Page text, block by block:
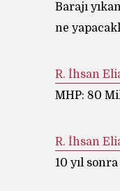
Barajı
ne
MHP: 80
10 yıl